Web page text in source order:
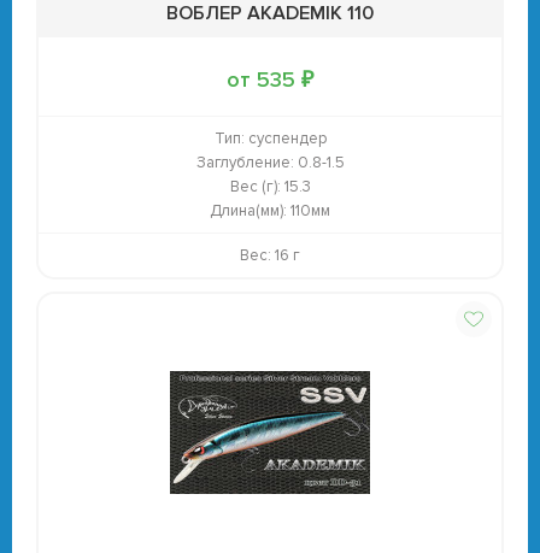
ВОБЛЕР AKADEMIK 110
от 535 ₽
Тип: суспендер
Заглубление: 0.8-1.5
Вес (г): 15.3
Длина(мм): 110мм
Вес: 16 г